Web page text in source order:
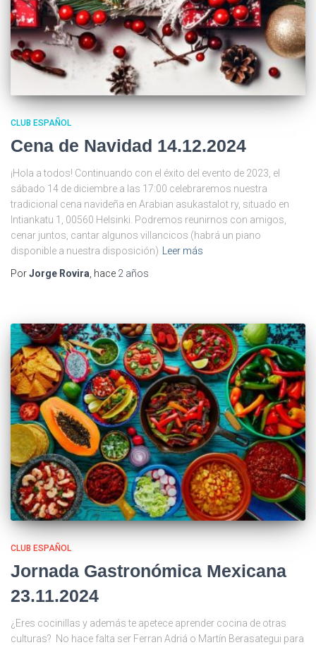
CLUB ESPAÑOL
Cena de Navidad 14.12.2024
¡Hola a todos! Continuando con el éxito del evento de 2023, el
sábado 14 de diciembre a las 17:00 celebraremos nuestra
tradicional cena navideña en Arabian asukastalot ry, situado en
Intiankatu 1, 00560 Helsinki. Podremos reunirnos con amigos,
cenar juntos, cantar algunos villancicos (habrá un piano
disponible a nuestra disposición)
Leer más
PorJorge Rovira , hace 2 años
CLUB ESPAÑOL
Jornada Gastronómica Mexicana
23.11.2024
¿Eres cocinillas y además te apetece aprender cocina de otras
culturas? No hace falta ser Ferran Adriá o Martín Berasategui para